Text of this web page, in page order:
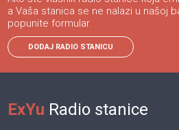
a Vaša stanica se ne nalazi u našoj
popunite formular.
DODAJ RADIO STANICU
ExYu Radio stanice